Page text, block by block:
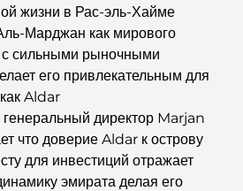
Дубай Марина: путеводитель
Dubai Hills: лучшие места для
развивающемся районе.
гольфа чемпионского уровня в
жизни в Рас-эль-Хайме
Марджан как мирового
с сильными рыночными
его привлекательным для
Aldar
директор Marjan
что доверие Aldar к острову
для инвестиций отражает
эмирата делая его